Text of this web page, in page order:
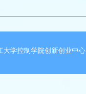
大学控制学院创新创